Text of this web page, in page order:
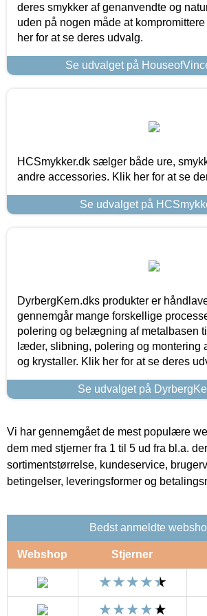
deres smykker af genanvendte og
uden på nogen måde at
her for at se deres udvalg.
Se udvalget på
HCSmykker.dk sælger både ure,
andre accessories. Klik her for at se
Se udvalget på
DyrbergKern.dks produkter er
gennemgår mange forskellige
polering og belægning af metalbasen
læder, slibning, polering og montering
og krystaller. Klik her for at se deres
Se udvalget på
Vi har gennemgået de mest populære
dem med stjerner fra 1 til 5 ud fra bl.a.
sortimentstørrelse, kundeservice,
betingelser, leveringsformer og
Bedst anmeldte
Webshop Stjerner